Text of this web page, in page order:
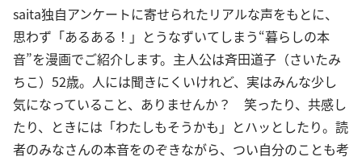
saita独自アンケートに寄せられたリアルな声をもとに、
思わず「あるある！」とうなずいてしまう“暮らしの本
音”を漫画でご紹介します。主人公は斉田道子（さいたみ
ちこ）52歳。人には聞きにくいけれど、実はみんな少し
気になっていること、ありませんか？ 笑ったり、共感し
たり、ときには「わたしもそうかも」とハッとしたり。読
者のみなさんの本音をのぞきながら、つい自分のことも考